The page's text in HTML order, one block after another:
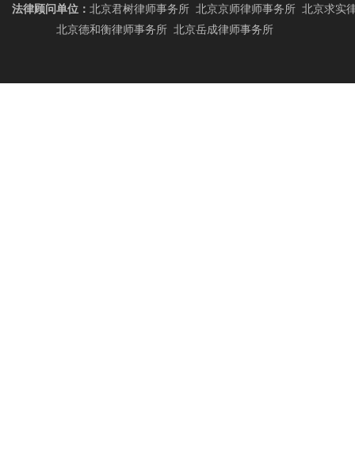
法律顾问单位： 北京君树律师事务所 北京京师律师事务所 北京求实
北京德和衡律师事务所 北京岳成律师事务所